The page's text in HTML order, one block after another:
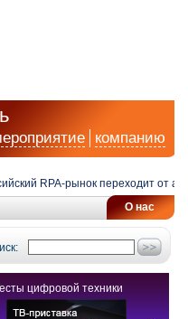
компанию
RPA-рынок переходит от
О нас
цифровой техники